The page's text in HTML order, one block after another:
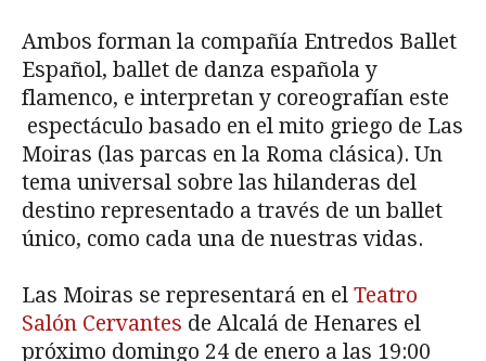
Ambos forman la compañía Entredos Ballet
Español, ballet de danza española y
flamenco, e interpretan y coreografían este
espectáculo basado en el mito griego de Las
Moiras (las parcas en la Roma clásica). Un
tema universal sobre las hilanderas del
destino representado a través de un ballet
único, como cada una de nuestras vidas.
Las Moiras se representará en el Teatro
Salón Cervantes de Alcalá de Henares el
próximo domingo 24 de enero a las 19:00